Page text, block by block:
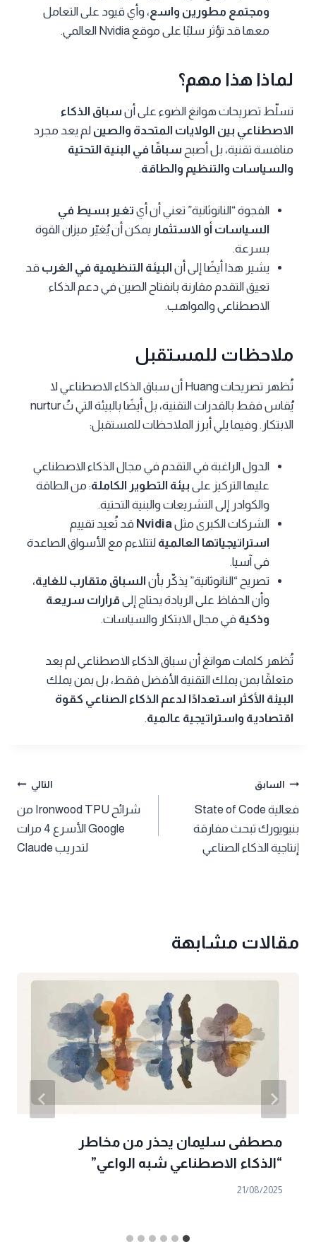
ومجتمع مطورين واسع، وأي قيود على التعامل
معها قد تؤثر سلبًا على موقع Nvidia العالمي.
لماذا هذا مهم؟
تسلّط تصريحات هوانغ الضوء على أن سباق الذكاء
الاصطناعي بين الولايات المتحدة والصين لم يعد مجرد
منافسة تقنية، بل أصبح سباقًا في البنية التحتية
والسياسات والتنظيم والطاقة.
الفجوة “النانوثانية” تعني أن أي تغير بسيط في
السياسات أو الاستثمار يمكن أن يُغيّر ميزان القوة
بسرعة.
يشير هذا أيضًا إلى أن البيئة التنظيمية في الغرب قد
تعيق التقدم مقارنة بانفتاح الصين في دعم الذكاء
الاصطناعي والمواهب.
ملاحظات للمستقبل
تُظهر تصريحات Huang أن سباق الذكاء الاصطناعي لا
يُقاس فقط بالقدرات التقنية، بل أيضًا بالبيئة التي تُ nurtur
الابتكار. وفيما يلي أبرز الملاحظات للمستقبل:
الدول الراغبة في التقدم في مجال الذكاء الاصطناعي
عليها التركيز على بيئة التطوير الكاملة: من الطاقة
والكوادر إلى التشريعات والبنية التحتية.
الشركات الكبرى مثل Nvidia قد تُعيد تقييم
استراتيجياتها العالمية لتتلاءم مع الأسواق الصاعدة
في آسيا.
تصريح “النانوثانية” يذكّر بأن السباق متقارب للغاية،
وأن الحفاظ على الريادة يحتاج إلى قرارات سريعة
وذكية في مجال الابتكار والسياسات.
تُظهر كلمات هوانغ أن سباق الذكاء الاصطناعي لم يعد
متعلقًا بمن يملك التقنية الأفضل فقط، بل بمن يملك
البيئة الأكثر استعدادًا لدعم الذكاء الصناعي كقوة
اقتصادية واستراتيجية عالمية.
تصفّح
المقالات
السابق
فعالية State of Code
بنيويورك تبحث مفارقة
إنتاجية الذكاء الصناعي
التالي
شرائح Ironwood TPU من
Google الأسرع 4 مرات
لتدريب Claude
مقالات مشابهة
مصطفى سليمان يحذر من مخاطر
“الذكاء الاصطناعي شبه الواعي”
21/08/2025